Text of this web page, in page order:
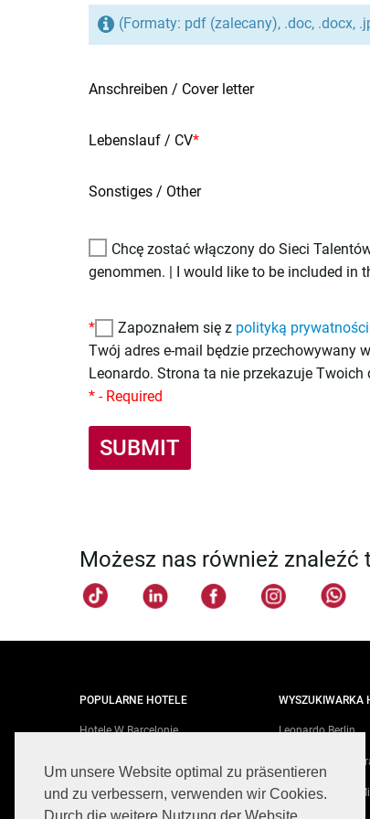
Um unsere Website optimal zu präsentieren
und zu verbessern, verwenden wir Cookies.
(Formaty: pdf (zalecany), .doc, .docx,
Anschreiben / Cover letter
Lebenslauf / CV*
Sonstiges / Other
Chcę zostać włączony do Sieci
genommen. | I would like to be included in
* Zapoznałem się z polityką prywatności
Twój adres e-mail będzie przechowywany
Leonardo. Strona ta nie przekazuje
* - Required
SUBMIT
Możesz nas również znaleźć
POPULARNE HOTELE
Hotele W Barcelonie
Hotele W Berlinie
WYSZUKIWARKA
Leonardo Berlin
Leonardo Royal
Leonardo Berlin